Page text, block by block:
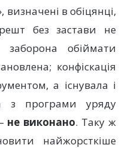
визначені в обіцянці,
без застави не
заборона обіймати
конфіскація
а існувала і
з програми уряду
не виконано. Таку ж
найжорсткіше